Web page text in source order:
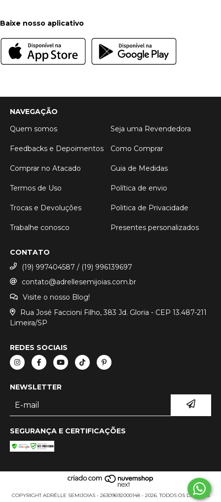
Baixe nosso aplicativo
NAVEGAÇÃO
Quem somos
Seja uma Revendedora
Feedbacks e Depoimentos Como Comprar
Comprar no Atacado Guia de Medidas
Termos de Uso Política de envio
Trocas e Devoluções Politica de Privacidade
Trabalhe conosco Presentes personalizados
CONTATO
(19) 997404587 / (19) 996139697
contato@adrellesemijoias.com.br
Visite o nosso Blog!
Rua José Faccioni Filho, 383 Jd. Gloria - CEP 13.487-211
Limeira/SP
REDES SOCIAIS
NEWSLETTER
SEGURANÇA E CERTIFICAÇÕES
COPYRIGHT ADRÉLLE SEMIJOIAS - 26309692000148 - 2026. TODOS OS DIREITOS